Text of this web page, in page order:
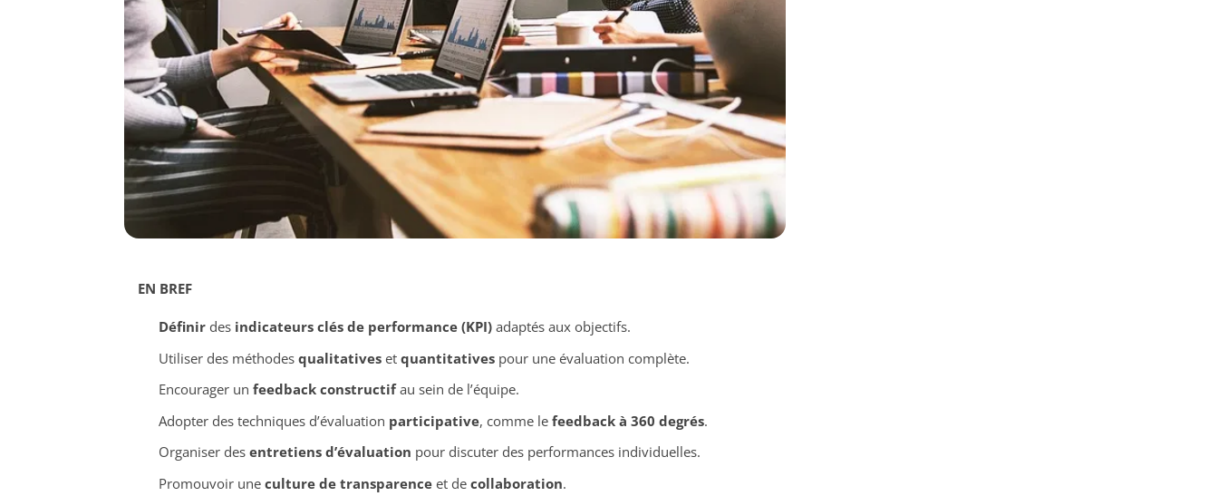
EN BREF
Définirdes indicateurs clés de performance (KPI)adaptés aux objectifs.
Utiliser des méthodes qualitativeset quantitativespour une évaluation complète.
Encourager un feedback constructifau sein de l’équipe.
Adopter des techniques d’évaluation participative, comme le feedback à 360 degrés.
Organiser des entretiens d’évaluation pour discuter des performances individuelles.
Promouvoir une culture de transparenceet de collaboration.